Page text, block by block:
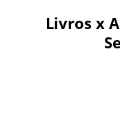
Livros x